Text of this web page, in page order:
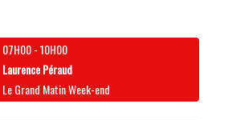
07H00-10H00
Laurence Péraud
Le Grand Matin Week-end